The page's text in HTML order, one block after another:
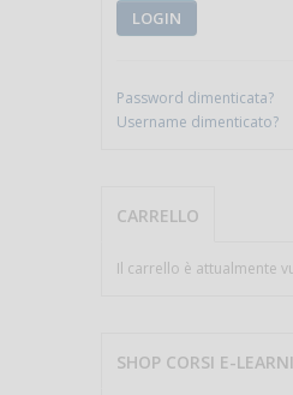
LOGIN
Password dimenticata?
Username dimenticato?
CARRELLO
Il carrello è attualmente
SHOP CORSI E-